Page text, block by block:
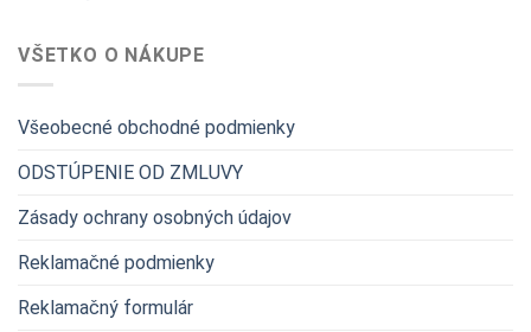
VŠETKO O NÁKUPE
Všeobecné obchodné podmienky
ODSTÚPENIE OD ZMLUVY
Zásady ochrany osobných údajov
Reklamačné podmienky
Reklamačný formulár